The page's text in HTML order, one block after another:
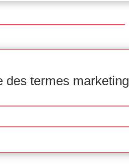
des termes marketing